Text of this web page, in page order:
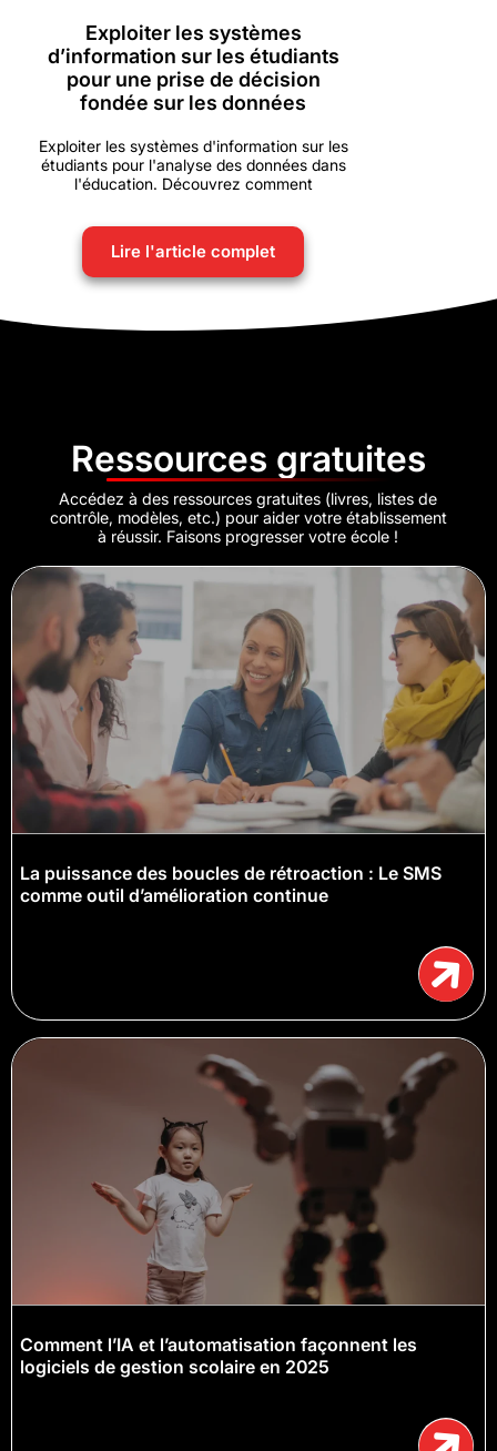
Exploiter les systèmes
d’information sur les étudiants
pour une prise de décision
fondée sur les données
Exploiter les systèmes d'information sur les
étudiants pour l'analyse des données dans
l'éducation. Découvrez comment
Lire l'article complet
Ressources gratuites
Accédez à des ressources gratuites (livres, listes de
contrôle, modèles, etc.) pour aider votre établissement
à réussir. Faisons progresser votre école !
La puissance des boucles de rétroaction : Le SMS
comme outil d’amélioration continue
Comment l’IA et l’automatisation façonnent les
logiciels de gestion scolaire en 2025